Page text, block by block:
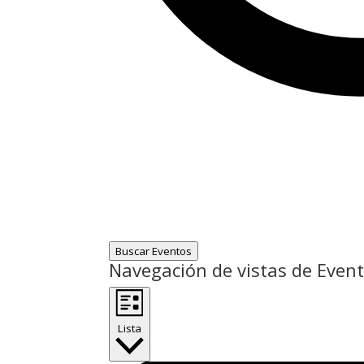
Buscar Eventos
Navegación de vistas de
Lista